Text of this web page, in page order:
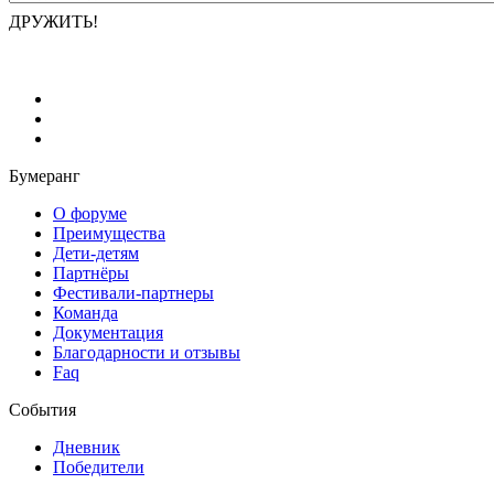
ДРУЖИТЬ!
Бумеранг
О форуме
Преимущества
Дети-детям
Партнёры
Фестивали-партнеры
Команда
Документация
Благодарности и отзывы
Faq
События
Дневник
Победители